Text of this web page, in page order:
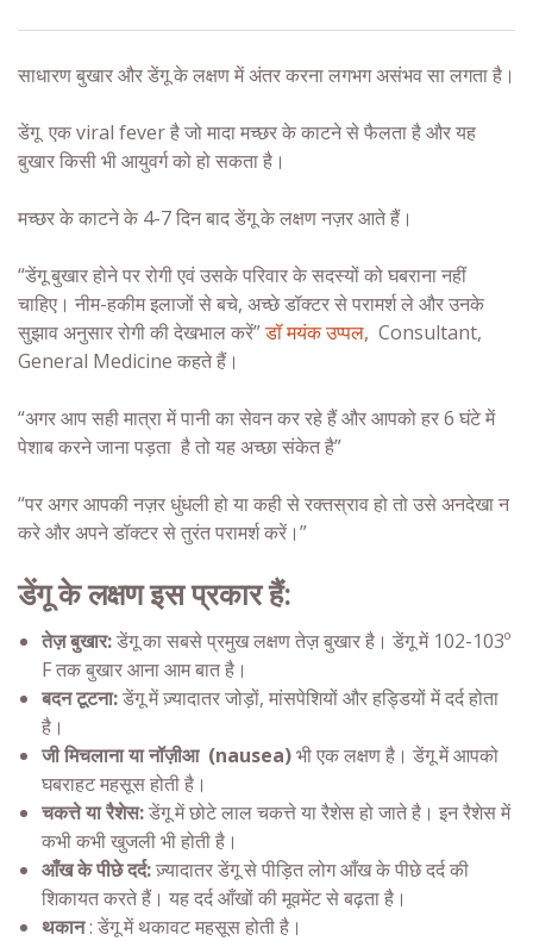
साधारण बुखार औरडेंगू के लक्षणमें अंतर करना लगभग असंभव सा लगता है।
डेंगू एक viral fever है जो मादा मच्छर के काटने से फैलता है और यह
बुखार किसी भी आयुवर्ग को हो सकता है।
मच्छर के काटने के 4-7 दिन बादडेंगू के लक्षणनज़र आते हैं।
“डेंगू बुखार होने पर रोगी एवं उसके परिवार के सदस्यों को घबराना नहीं
चाहिए। नीम-हकीम इलाजों से बचे, अच्छे डॉक्टर से परामर्श ले और उनके
सुझाव अनुसार रोगी की देखभाल करें”डॉ मयंक उप्पल, Consultant,
General Medicine कहते हैं।
“अगर आप सही मात्रा में पानी का सेवन कर रहे हैं और आपको हर 6 घंटे में
पेशाब करने जाना पड़ता है तो यह अच्छा संकेत है”
“पर अगर आपकी नज़र धुंधली हो या कही से रक्तस्राव हो तो उसे अनदेखा न
करे और अपने डॉक्टर से तुरंत परामर्श करें।”
डेंगू के लक्षणइस प्रकार हैं:
तेज़ बुखार:डेंगू का सबसे प्रमुख लक्षण तेज़ बुखार है। डेंगू में 102-103º
F तक बुखार आना आम बात है।
बदन टूटना:डेंगू में ज़्यादातर जोड़ों, मांसपेशियों और हड्डियों में दर्द होता
है।
जी मिचलाना या नॉज़ीआ (nausea)भी एक लक्षण है। डेंगू में आपको
घबराहट महसूस होती है।
चकत्ते या रैशेस:डेंगू में छोटे लाल चकत्ते या रैशेस हो जाते है। इन रैशेस में
कभी कभी खुजली भी होती है।
आँख के पीछे दर्द:ज़्यादातर डेंगू से पीड़ित लोग आँख के पीछे दर्द की
शिकायत करते हैं। यह दर्द आँखों की मूवमेंट से बढ़ता है।
थकान: डेंगू में थकावट महसूस होती है।